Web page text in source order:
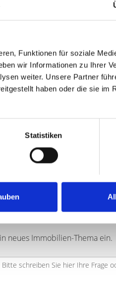
Funktionen für soziale
wir Informationen zu Ihrer
weiter. Unsere Partner
haben oder die sie im
Statistiken
mit uns
neues Immobilien-Thema ein.